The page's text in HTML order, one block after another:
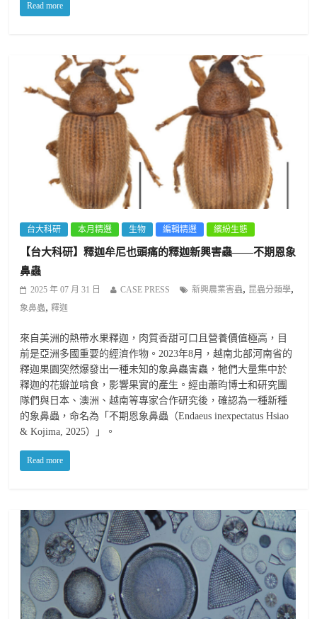
Read more
台大科研 本月精選 生物 編輯精選 繽紛生態
【台大科研】釋迦牟尼也頭痛的釋迦新興害蟲——不期恩象
鼻蟲
2025 年 07 月 31 日 CASE PRESS 新興農業害蟲, 昆蟲分類學,
象鼻蟲,釋迦
來自美洲的熱帶水果釋迦，肉質香甜可口且營養價值極高，目
前是亞洲多國重要的經濟作物。2023年8月，越南北部河南省的
釋迦果園突然爆發出一種未知的象鼻蟲害蟲，牠們大量集中於
釋迦的花瓣並啃食，影響果實的產生。經由蕭昀博士和研究團
隊們與日本、澳洲、越南等專家合作研究後，確認為一種新種
的象鼻蟲，命名為「不期恩象鼻蟲（Endaeus inexpectatus Hsiao
& Kojima, 2025）」。
Read more